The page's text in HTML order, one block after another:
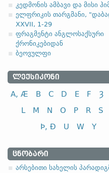
კედმონის ამბავი და მისი
ელფრიკის თარგმანი,
XXVII, 1-29
ფრაგმენტი ანგლოსაქსური
ქრონიკებიდან
ბეოვულფი
ᲚᲔᲥᲡᲘᲙᲝᲜᲘ
A, Æ B C D E F Ȝ
L
M N O P R S
Þ, Ð
U W Y
ᲪᲜᲝᲑᲐᲠᲘ
არსებითი სახელის